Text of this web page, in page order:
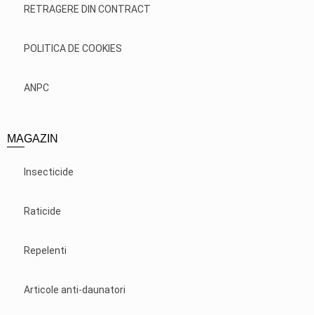
RETRAGERE DIN CONTRACT
POLITICA DE COOKIES
ANPC
MAGAZIN
Insecticide
Raticide
Repelenti
Articole anti-daunatori